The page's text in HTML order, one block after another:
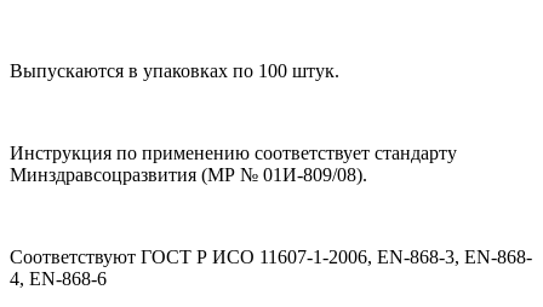
Выпускаются в упаковках по 100 штук.
Инструкция по применению соответствует стандарту
Минздравсоцразвития (МР № 01И-809/08).
Соответствуют ГОСТ Р ИСО 11607-1-2006, EN-868-3, EN-868-
4, EN-868-6